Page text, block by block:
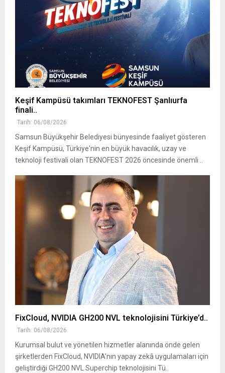
Keşif Kampüsü takımları TEKNOFEST Şanlıurfa
finali..
Tarih: 06/08/2026
Samsun Büyükşehir Belediyesi bünyesinde faaliyet gösteren
Keşif Kampüsü, Türkiye'nin en büyük havacılık, uzay ve
teknoloji festivali olan TEKNOFEST 2026 öncesinde önemli ..
FixCloud, NVIDIA GH200 NVL teknolojisini Türkiye’d..
Tarih: 06/08/2026
Kurumsal bulut ve yönetilen hizmetler alanında önde gelen
şirketlerden FixCloud, NVIDIA’nın yapay zekâ uygulamaları için
geliştirdiği GH200 NVL Superchip teknolojisini Tü..